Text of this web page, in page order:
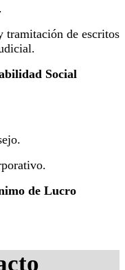
de escritos
Social
de Lucro